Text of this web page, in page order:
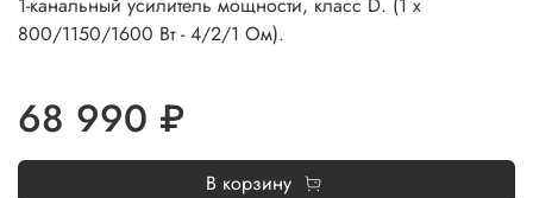
800/1150/1600 Вт - 4/2/1 Ом).
68 990 ₽
В корзину